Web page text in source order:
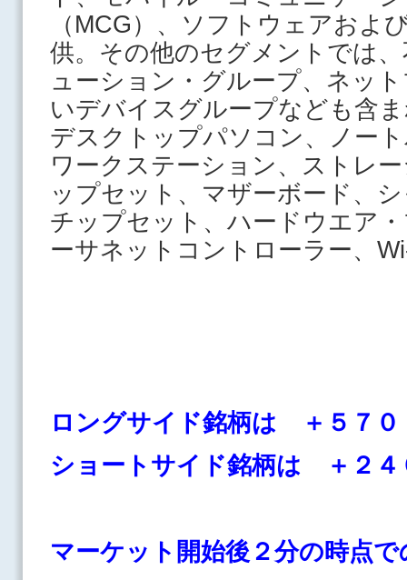
（MCG）、ソフトウェアおよ
供。その他のセグメントでは
ューション・グループ、ネッ
いデバイスグループなども含
デスクトップパソコン、ノー
ワークステーション、ストレ
ップセット、マザーボード、
チップセット、ハードウエア
ーサネットコントローラー
ロングサイド銘柄は ＋５７０
ショートサイド銘柄は ＋２４
マーケット開始後２分の時点で